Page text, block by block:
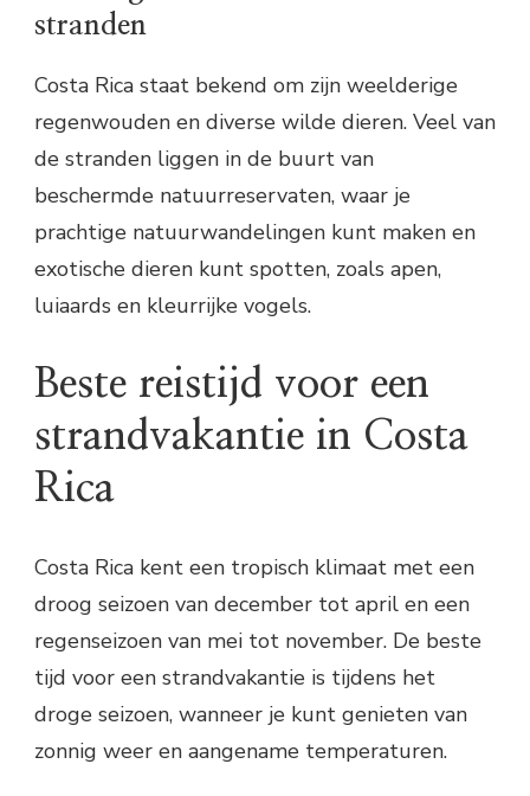
stranden
Costa Rica staat bekend om zijn weelderige
regenwouden en diverse wilde dieren. Veel van
de stranden liggen in de buurt van
beschermde natuurreservaten, waar je
prachtige natuurwandelingen kunt maken en
exotische dieren kunt spotten, zoals apen,
luiaards en kleurrijke vogels.
Beste reistijd voor een
strandvakantie in Costa
Rica
Costa Rica kent een tropisch klimaat met een
droog seizoen van december tot april en een
regenseizoen van mei tot november. De beste
tijd voor een strandvakantie is tijdens het
droge seizoen, wanneer je kunt genieten van
zonnig weer en aangename temperaturen.